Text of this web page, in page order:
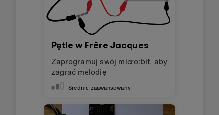
Pętle w Frère Jacques
Zaprogramuj swój micro:bit, aby
zagrać melodię
Średnio zaawansowany